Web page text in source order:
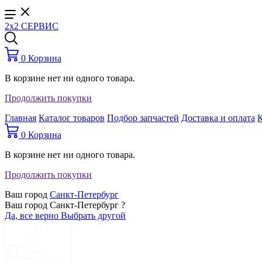
2x2 СЕРВИС
0 Корзина
В корзине нет ни одного товара.
Продолжить покупки
Главная Каталог товаров Подбор запчастей Доставка и оплата
0 Корзина
В корзине нет ни одного товара.
Продолжить покупки
Ваш город Санкт-Петербург
Ваш город Санкт-Петербург ?
Да, все верно Выбрать другой